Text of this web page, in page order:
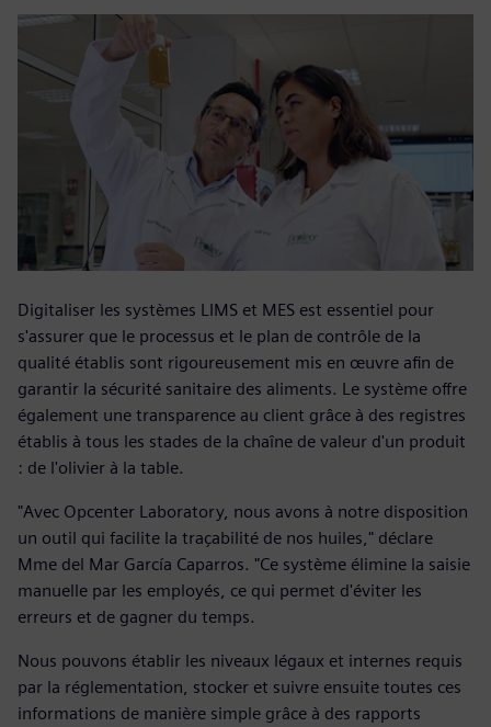
Digitaliser les systèmes LIMS et MES est essentiel pour
s'assurer que le processus et le plan de contrôle de la
qualité établis sont rigoureusement mis en œuvre afin de
garantir la sécurité sanitaire des aliments. Le système offre
également une transparence au client grâce à des registres
établis à tous les stades de la chaîne de valeur d'un produit
: de l'olivier à la table.
"Avec Opcenter Laboratory, nous avons à notre disposition
un outil qui facilite la traçabilité de nos huiles," déclare
Mme del Mar García Caparros. "Ce système élimine la saisie
manuelle par les employés, ce qui permet d'éviter les
erreurs et de gagner du temps.
Nous pouvons établir les niveaux légaux et internes requis
par la réglementation, stocker et suivre ensuite toutes ces
informations de manière simple grâce à des rapports